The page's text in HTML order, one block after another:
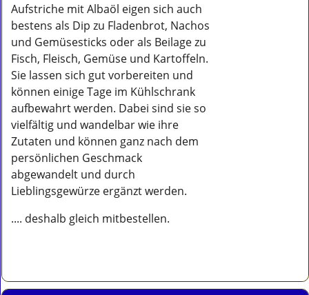
Aufstriche mit Albaöl eigen sich auch
bestens als Dip zu Fladenbrot, Nachos
und Gemüsesticks oder als Beilage zu
Fisch, Fleisch, Gemüse und Kartoffeln.
Sie lassen sich gut vorbereiten und
können einige Tage im Kühlschrank
aufbewahrt werden. Dabei sind sie so
vielfältig und wandelbar wie ihre
Zutaten und können ganz nach dem
persönlichen Geschmack
abgewandelt und durch
Lieblingsgewürze ergänzt werden.
.... deshalb gleich mitbestellen.